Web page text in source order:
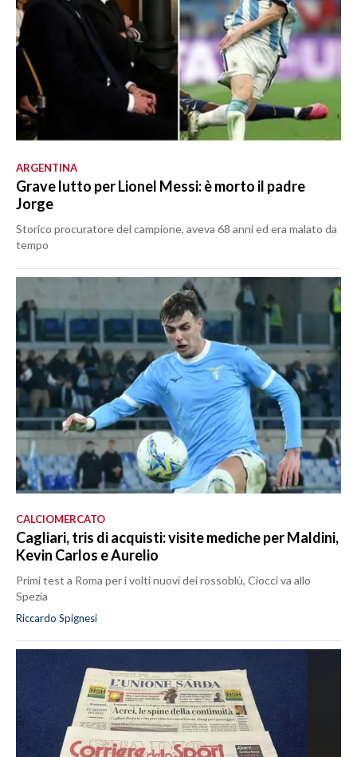
ARGENTINA
Grave lutto per Lionel Messi: è morto il padre
Jorge
Storico procuratore del campione, aveva 68 anni ed era malato da
tempo
CALCIOMERCATO
Cagliari, tris di acquisti: visite mediche per Maldini,
Kevin Carlos e Aurelio
Primi test a Roma per i volti nuovi dei rossoblù, Ciocci va allo
Spezia
Riccardo Spignesi